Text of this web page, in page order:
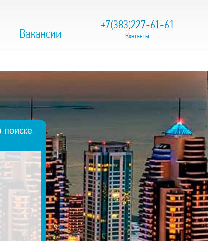
Вакансии
+7(383)227-61-61
Контакты
поиске